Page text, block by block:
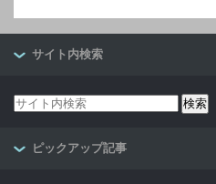
サイト内検索
ピックアップ記事